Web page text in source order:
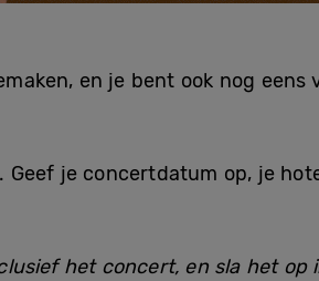
en je bent ook nog eens
je concertdatum op, je
het concert, en sla het op